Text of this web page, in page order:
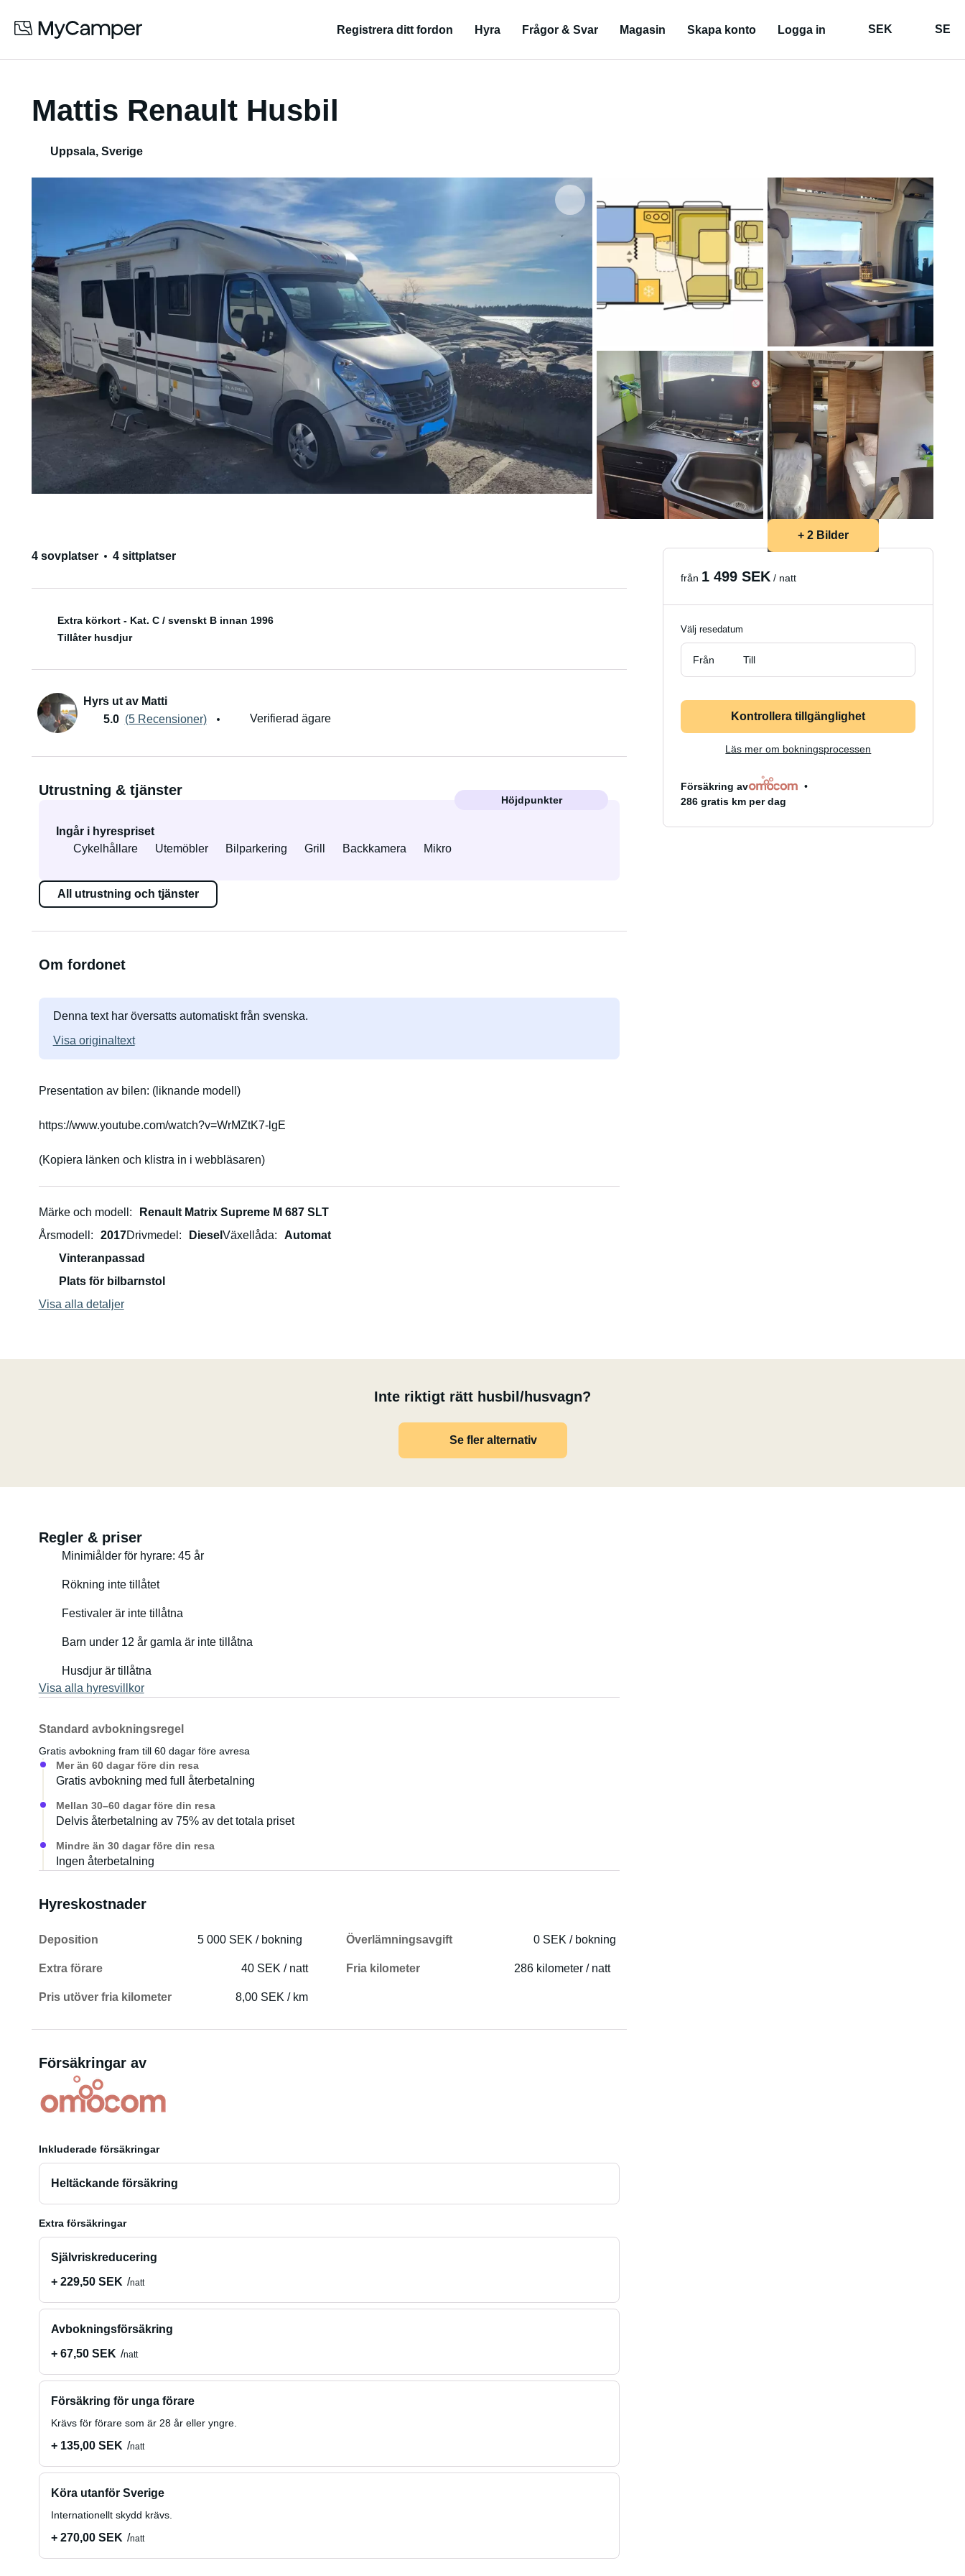
Registrera ditt fordon Hyra Frågor & Svar Magasin Skapa konto Logga in SEK SE
Mattis Renault Husbil
Uppsala, Sverige
+ 2 Bilder
4 sovplatser
4 sittplatser
Extra körkort - Kat. C / svenskt B innan 1996
Tillåter husdjur
Hyrs ut av Matti
5.0 (5 Recensioner) Verifierad ägare
Utrustning & tjänster
Höjdpunkter
Ingår i hyrespriset
Cykelhållare
Utemöbler Bilparkering Grill Backkamera Mikro
All utrustning och tjänster
Om fordonet
Denna text har översatts automatiskt från svenska.
Visa originaltext
Presentation av bilen: (liknande modell)
https://www.youtube.com/watch?v=WrMZtK7-lgE
(Kopiera länken och klistra in i webbläsaren)
Märke och modell
Renault Matrix Supreme M 687 SLT
Årsmodell
2017Drivmedel Diesel Växellåda
Automat
Vinteranpassad
Plats för bilbarnstol
Visa alla detaljer
Inte riktigt rätt husbil/husvagn?
Se fler alternativ
Regler & priser
Minimiålder för hyrare: 45 år
Rökning inte tillåtet
Festivaler är inte tillåtna
Barn under 12 år gamla är inte tillåtna
Husdjur är tillåtna
Visa alla hyresvillkor
Standard avbokningsregel
Gratis avbokning fram till 60 dagar före avresa
Mer än 60 dagar före din resa
Gratis avbokning med full återbetalning
Mellan 30–60 dagar före din resa
Delvis återbetalning av 75% av det totala priset
Mindre än 30 dagar före din resa
Ingen återbetalning
Hyreskostnader
Deposition 5 000 SEK / bokning Överlämningsavgift 0 SEK / bokning
Extra förare 40 SEK / natt Fria kilometer 286 kilometer / natt
Pris utöver fria kilometer 8,00 SEK / km
Försäkringar av
Inkluderade försäkringar
Heltäckande försäkring
Extra försäkringar
Självriskreducering
+ 229,50 SEK
natt
Avbokningsförsäkring
+ 67,50 SEK
natt
Försäkring för unga förare
Krävs för förare som är 28 år eller yngre.
+ 135,00 SEK natt
Köra utanför Sverige
Internationellt skydd krävs.
+ 270,00 SEK natt
från 1 499 SEK / natt
Välj resedatum
Från Till
Kontrollera tillgänglighet
Läs mer om bokningsprocessen
Försäkring av
286 gratis km per dag